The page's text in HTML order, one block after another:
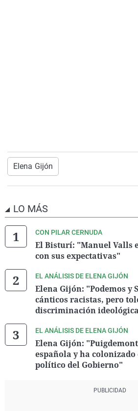
Elena Gijón
LO MÁS
CON PILAR CERNUDA
El Bisturí: "Manuel Valls
con sus expectativas"
EL ANÁLISIS DE ELENA GIJÓN
Elena Gijón: "Podemos y
cánticos racistas, pero
discriminación
EL ANÁLISIS DE ELENA GIJÓN
Elena Gijón:
española y ha
político del Gobierno"